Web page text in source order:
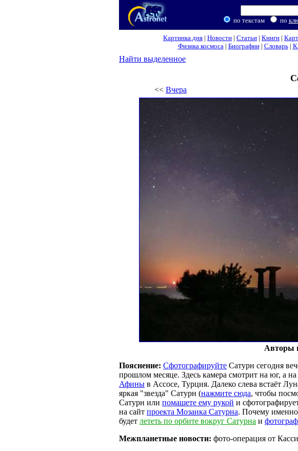
по текстам по
Картинка дня | Новости | Статьи | Книги |
Физика космоса| Биографии| Словарь|
Найти выделенное
<< Вчера
Авторы
Пояснение: Сфотографируйте Сатурн сегодня
прошлом месяце. Здесь камера смотрит на юг, а
Афины в Ассосе, Турция. Далеко слева встаёт
яркая "звезда" Сатурн (нажмите сюда, чтобы
Сатурн или помашете ему рукой и
на сайт проекта Мозаика Сатурна. Почему именно
будет лететь по орбите вокруг Сатурна и
Межпланетные новости: фото-операция от